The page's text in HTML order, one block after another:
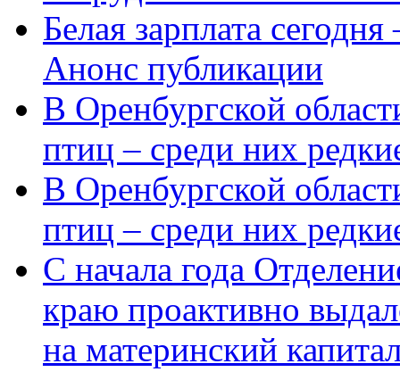
Белая зарплата
Анонс публикации
В Оренбургской
птиц – среди них
В Оренбургской
птиц – среди них
С начала года
краю проактивно
на материнский